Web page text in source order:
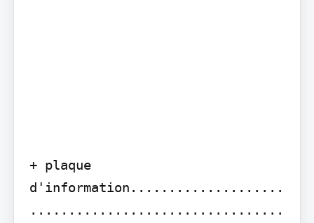
+ plaque
d'information....................
.................................